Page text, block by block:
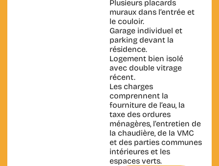
Plusieurs placards
muraux dans l’entrée et
le couloir.
Garage individuel et
parking devant la
résidence.
Logement bien isolé
avec double vitrage
récent.
Les charges
comprennent la
fourniture de l’eau, la
taxe des ordures
ménagères, l’entretien de
la chaudière, de la VMC
et des parties communes
intérieures et les
espaces verts.